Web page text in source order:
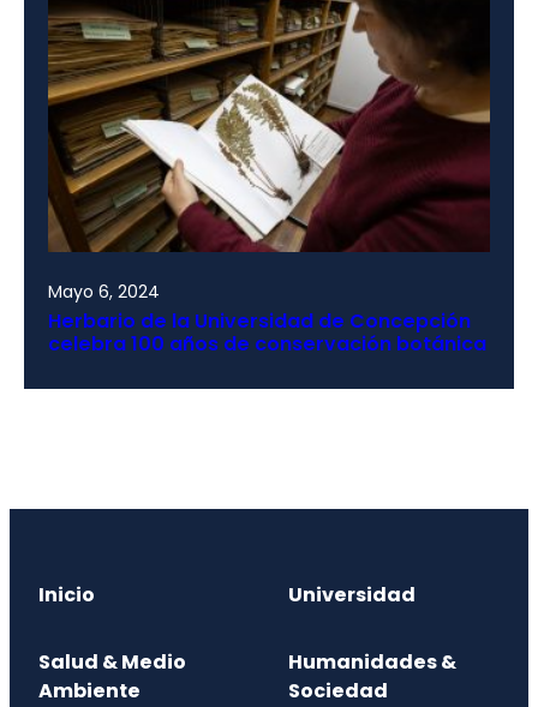
Mayo 6, 2024
Herbario de la Universidad de Concepción
celebra 100 años de conservación botánica
Inicio Universidad
Salud & Medio
Ambiente
Humanidades &
Sociedad